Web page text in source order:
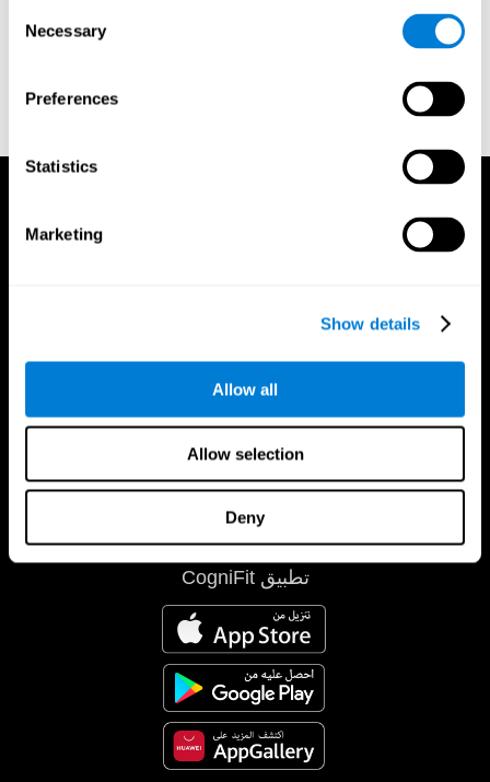
Selection
Necessary
Preferences
Statistics
Marketing
Show details
Allow all
Allow selection
Deny
reactions. Journal of experimental psychology, 18(6), 643.
aided psychological diagnosis. JOPED, 2002, 5 (1), 41–50.
تطبيق CogniFit